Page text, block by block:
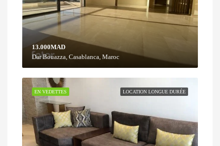
13.000MAD
Dar Bouazza, Casablanca, Maroc
LOCATION LONGUE DURÉE
EN VEDETTES